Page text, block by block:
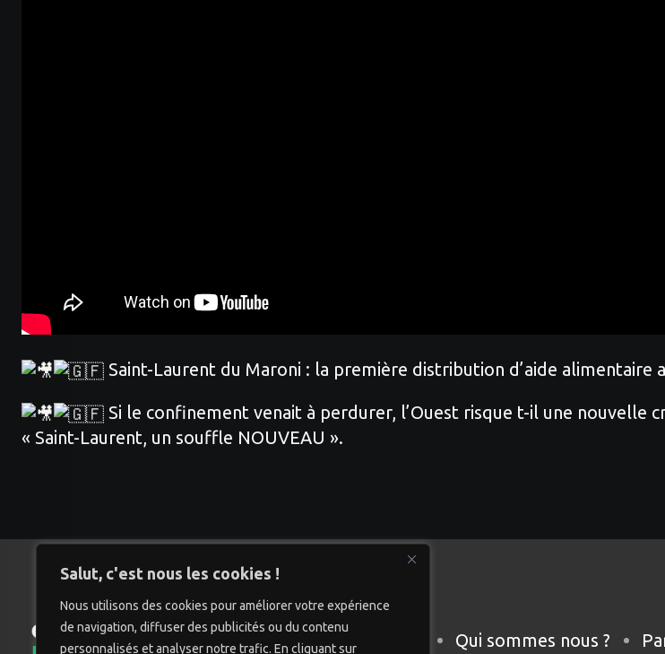
Salut, c'est nous les cookies !
Nous utilisons des cookies pour améliorer votre expérience
de navigation, diffuser des publicités ou du contenu
personnalisés et analyser notre trafic. En cliquant sur
Saint-Laurent du Maroni : la première distribution d’aide alimentaire
Si le confinement venait à perdurer, l’Ouest risque t-il une nouvelle
« Saint-Laurent, un souffle NOUVEAU ».
Qui sommes nous ?